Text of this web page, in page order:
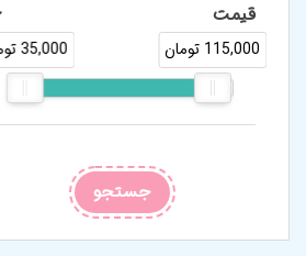
قیمت
35,000 تومان 115,000 تومان
جستجو